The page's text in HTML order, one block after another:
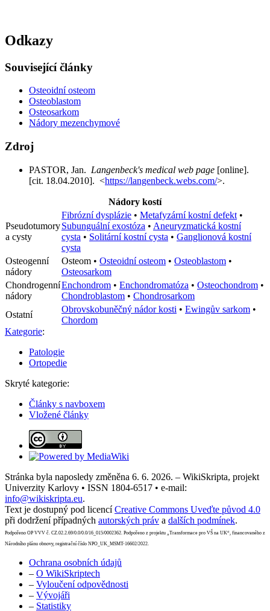
Odkazy
Související články
Osteoidní osteom
Osteoblastom
Osteosarkom
Nádory mezenchymové
Zdroj
PASTOR, Jan. Langenbeck's medical web page [online].
[cit. 18.04.2010]. <https://langenbeck.webs.com/>.
Nádory kostí
Pseudotumory
a cysty
Fibrózní dysplázie • Metafyzární kostní defekt •
Subunguální exostóza • Aneuryzmatická kostní
cysta • Solitární kostní cysta • Ganglionová kostní
cysta
Osteogenní
nádory
Osteom • Osteoidní osteom • Osteoblastom •
Osteosarkom
Chondrogenní
nádory
Enchondrom • Enchondromatóza • Osteochondrom •
Chondroblastom • Chondrosarkom
Ostatní
Obrovskobuněčný nádor kosti • Ewingův sarkom •
Chordom
Kategorie:
Patologie
Ortopedie
Skryté kategorie:
Články s navboxem
Vložené články
Stránka byla naposledy změněna 6. 6. 2026. – WikiSkripta, projekt
Univerzity Karlovy • ISSN 1804-6517 • e-mail:
info@wikiskripta.eu.
Text je dostupný pod licencíCreative Commons Uveďte původ 4.0
při dodržení případných autorských práv a dalších podmínek.
Podpořeno OP VVV č. CZ.02.2.69/0.0/0.0/16_015/0002362. Podpořeno z projektu „Transformace pro VŠ na UK“, financovaného z
Národního plánu obnovy, registrační číslo NPO_UK_MSMT-16602/2022.
Ochrana osobních údajů
– O WikiSkriptech
– Vyloučení odpovědnosti
– Vývojáři
– Statistiky